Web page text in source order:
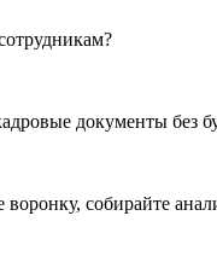
документы без
собирайте